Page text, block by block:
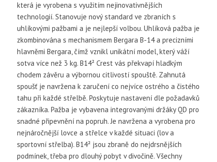
která je vyrobena s využitím nejinovativnějších
technologií. Stanovuje nový standard ve zbraních s
uhlíkovými pažbami a je nejlepší volbou. Uhlíková pažba je
zkombinována s mechanismem Bergara B-14 a precizními
hlavněmi Bergara, čímž vznikl unikátní model, který váží
sotva více než 3 kg. B14² Crest vás překvapí hladkým
chodem závěru a výbornou citlivostí spouště. Zahnutá
spoušť je navržena k zaručení co nejvíce ostrého a čistého
tahu při každé střelbě. Poskytuje nastavení dle požadavků
zákazníka. Pažba je vybavena integrovanými držáky QD pro
snadné připevnění na popruh. Je navržena a vyrobena pro
nejnáročnější lovce a střelce v každé situaci (lov a
sportovní střelba). B14² jsou zbraně do nejdrsnějších
podmínek, třeba pro dlouhý pobyt v divočině. Všechny